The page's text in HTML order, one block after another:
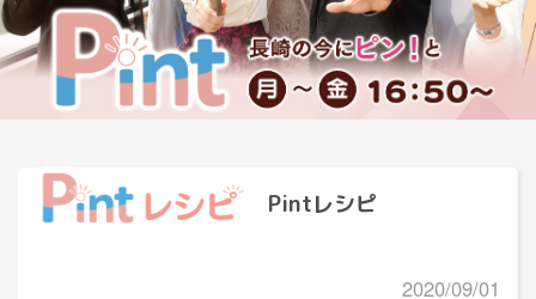
Pintレシピ
2020/09/01